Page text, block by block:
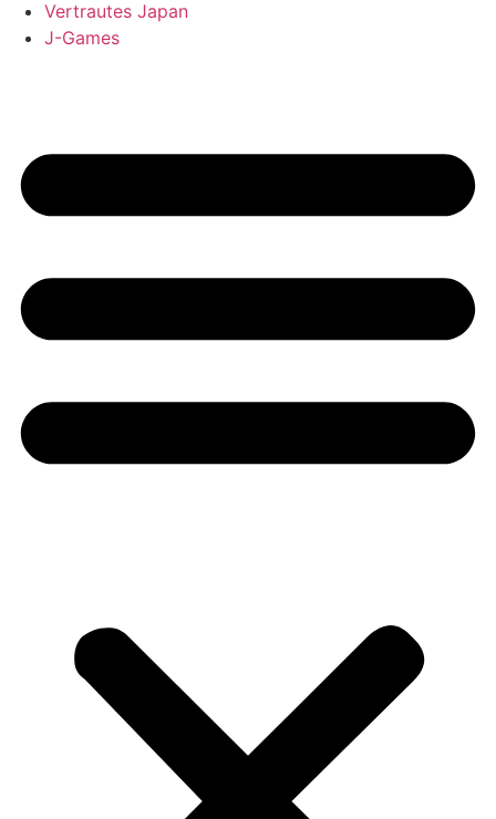
Vertrautes Japan
J-Games